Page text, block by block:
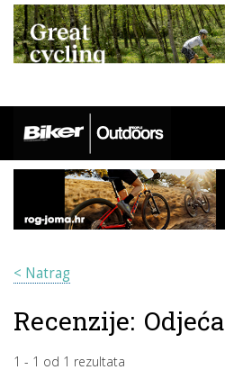
< Natrag
Recenzije: Odjeća
1 - 1 od 1 rezultata